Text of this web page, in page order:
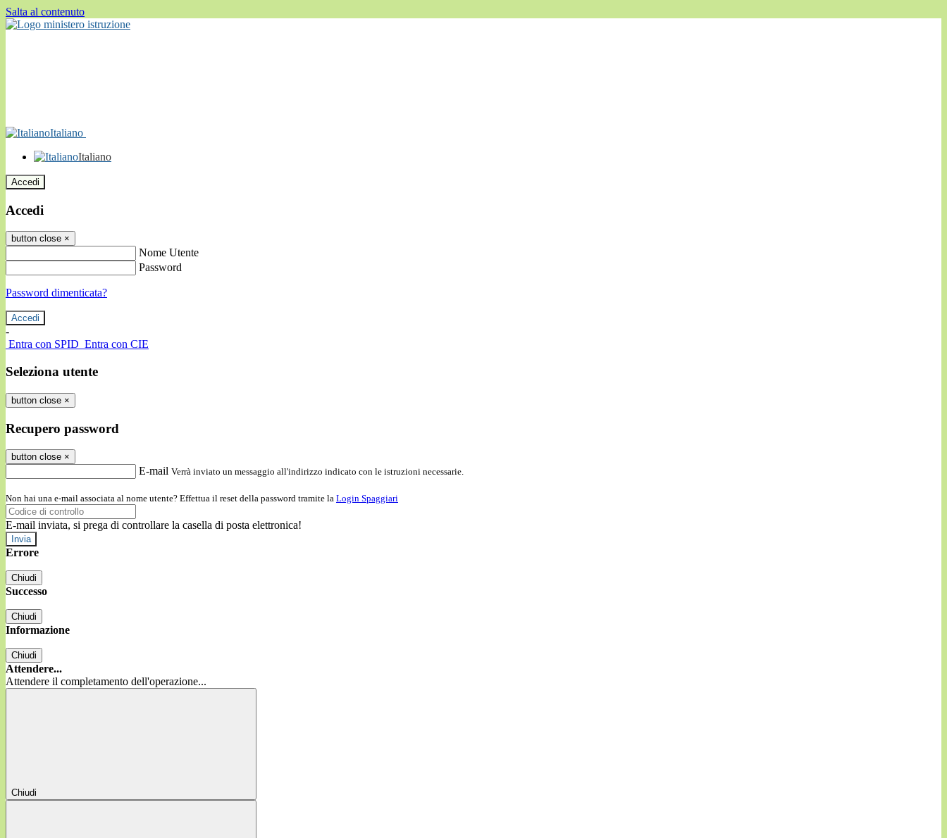
Salta al contenuto
Italiano
Italiano
Accedi
Accedi
button close ×
Nome Utente
Password
Password dimenticata?
-
Entra con SPID Entra con CIE
Seleziona utente
button close ×
Recupero password
button close ×
E-mail Verrà inviato un messaggio all'indirizzo indicato con le istruzioni necessarie.
Non hai una e-mail associata al nome utente? Effettua il reset della password tramite la Login Spaggiari
E-mail inviata, si prega di controllare la casella di posta elettronica!
Errore
Chiudi
Successo
Chiudi
Informazione
Chiudi
Attendere...
Attendere il completamento dell'operazione...
Chiudi